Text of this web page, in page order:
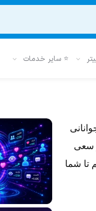
⭐ سایر خدمات
سعی
تا شما